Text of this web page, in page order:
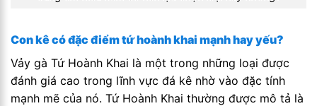
Con kê có đặc điểm tứ hoành khai mạnh hay yếu?
Vảy gà Tứ Hoành Khai là một trong những loại được
đánh giá cao trong lĩnh vực đá kê nhờ vào đặc tính
mạnh mẽ của nó. Tứ Hoành Khai thường được mô tả là